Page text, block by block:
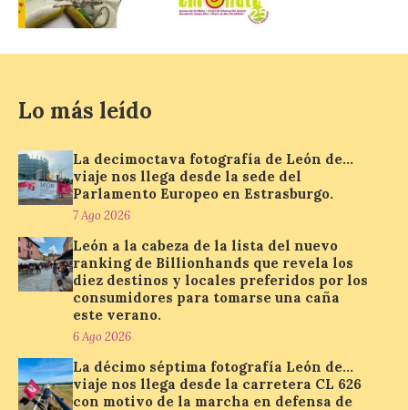
7 Ago 2026
que permite conocer la
posición exacta del Sol y
solar del 12 de agosto de 2026 sin
obstáculos. El visor es una herramienta a
la […]
Paradores renueva su
compromiso con La Vuelta
como patrocinador oficial
7 Ago 2026
La cadena hotelera pública
volverá a estar presente
Lo más leído
La decimoctava fotografía de León de…
viaje nos llega desde la sede del
Parlamento Europeo en Estrasburgo.
7 Ago 2026
León a la cabeza de la lista del nuevo
ranking de Billionhands que revela los
diez destinos y locales preferidos por los
consumidores para tomarse una caña
este verano.
6 Ago 2026
La décimo séptima fotografía León de…
viaje nos llega desde la carretera CL 626
con motivo de la marcha en defensa de